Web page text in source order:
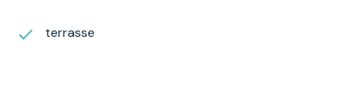
terrasse